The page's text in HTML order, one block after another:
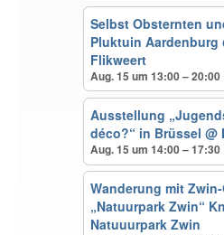
Selbst Obsternten
Pluktuin Aardenburg
Flikweert
Aug. 15 um 13:00 – 20:00
Ausstellung
déco?“ in Brüssel@
Aug. 15 um 14:00 – 17:30
Wanderung mit
„Natuurpark Zwin“
Natuuurpark Zwin